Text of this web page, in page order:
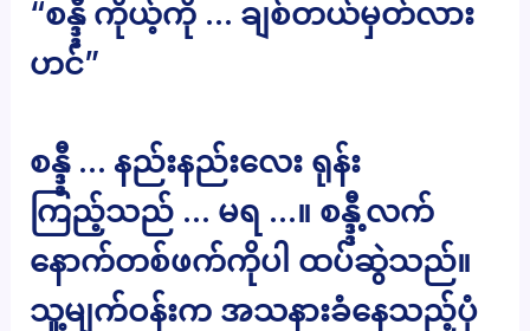
“စန္ဒ္ဒီ ကိုယ့်ကို … ချစ်တယ်မှတ်လား
ဟင်”
စန္ဒ္ဒီ … နည်းနည်းလေး ရုန်း
ကြည့်သည် … မရ …။ စန္ဒ္ဒီ့လက်
နောက်တစ်ဖက်ကိုပါ ထပ်ဆွဲသည်။
သူ့မျက်ဝန်းက အသနားခံနေသည့်ပုံ